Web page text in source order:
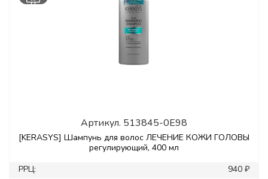
Артикул. 513845-0E98
[KERASYS] Шампунь для волос ЛЕЧЕНИЕ КОЖИ ГОЛОВЫ
регулирующий, 400 мл
РРЦ:
940 ₽